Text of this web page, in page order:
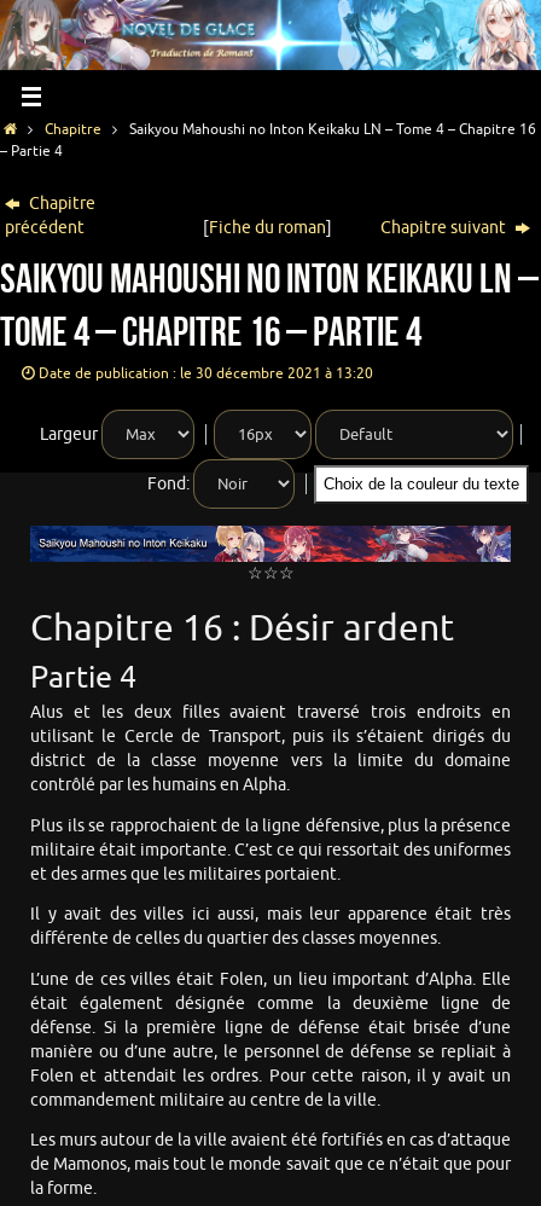
Chapitre
Saikyou Mahoushi no Inton Keikaku LN – Tome 4 – Chapitre 16
– Partie 4
Chapitre
précédent
[Fiche du roman] Chapitre suivant
Saikyou Mahoushi no Inton Keikaku LN –
Tome 4 – Chapitre 16 – Partie 4
Date de publication : le 30 décembre 2021 à 13:20
Largeur
Fond: Choix de la couleur du texte
☆☆☆
Chapitre 16 : Désir ardent
Partie 4
Alus et les deux filles avaient traversé trois endroits en
utilisant le Cercle de Transport, puis ils s’étaient dirigés du
district de la classe moyenne vers la limite du domaine
contrôlé par les humains en Alpha.
Plus ils se rapprochaient de la ligne défensive, plus la présence
militaire était importante. C’est ce qui ressortait des uniformes
et des armes que les militaires portaient.
Il y avait des villes ici aussi, mais leur apparence était très
différente de celles du quartier des classes moyennes.
L’une de ces villes était Folen, un lieu important d’Alpha. Elle
était également désignée comme la deuxième ligne de
défense. Si la première ligne de défense était brisée d’une
manière ou d’une autre, le personnel de défense se repliait à
Folen et attendait les ordres. Pour cette raison, il y avait un
commandement militaire au centre de la ville.
Les murs autour de la ville avaient été fortifiés en cas d’attaque
de Mamonos, mais tout le monde savait que ce n’était que pour
la forme.